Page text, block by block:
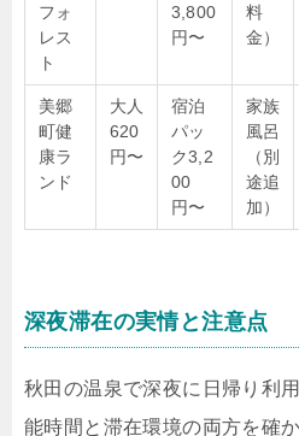
フォ
レス
ト
3,800
円〜
料
金）
美郷
町健
康ラ
ンド
大人
620
円〜
宿泊
パッ
ク3,2
00
円〜
家族
風呂
（別
途追
加）
深夜滞在の実情と注意点
秋田の温泉で深夜に日帰り利
能時間と滞在環境の両方を確